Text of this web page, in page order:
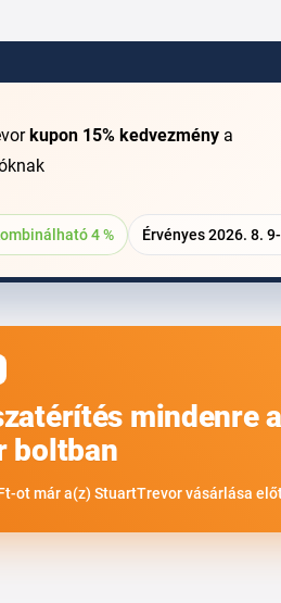
kupon 15% kedvezmény a
4 % Érvényes 2026. 8.
mindenre
boltban
ot már a(z) StuartTrevor vásárlása